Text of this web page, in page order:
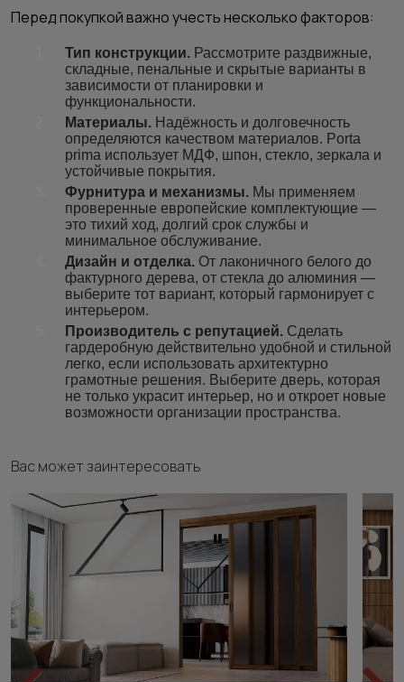
Перед покупкой важно учесть несколько факторов:
Тип конструкции. Рассмотрите раздвижные,
складные, пенальные и скрытые варианты в
зависимости от планировки и
функциональности.
Материалы. Надёжность и долговечность
определяются качеством материалов. Porta
prima использует МДФ, шпон, стекло, зеркала и
устойчивые покрытия.
Фурнитура и механизмы. Мы применяем
проверенные европейские комплектующие —
это тихий ход, долгий срок службы и
минимальное обслуживание.
Дизайн и отделка. От лаконичного белого до
фактурного дерева, от стекла до алюминия —
выберите тот вариант, который гармонирует с
интерьером.
Производитель с репутацией. Сделать
гардеробную действительно удобной и стильной
легко, если использовать архитектурно
грамотные решения. Выберите дверь, которая
не только украсит интерьер, но и откроет новые
возможности организации пространства.
Вас может заинтересовать